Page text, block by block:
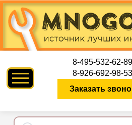
8-495-532-62-89
8-926-692-98-53
Заказать